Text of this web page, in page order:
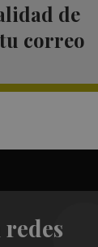
de
correo
redes